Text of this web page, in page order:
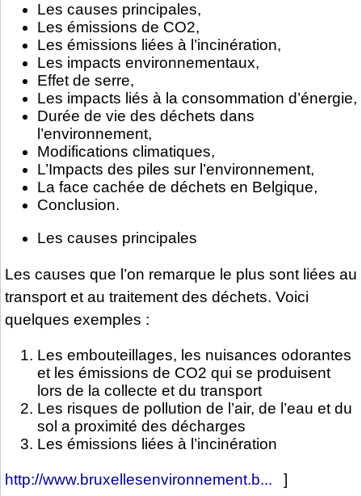
Les causes principales,
Les émissions de CO2,
Les émissions liées à l’incinération,
Les impacts environnementaux,
Effet de serre,
Les impacts liés à la consommation d’énergie,
Durée de vie des déchets dans
l’environnement,
Modifications climatiques,
L’Impacts des piles sur l’environnement,
La face cachée de déchets en Belgique,
Conclusion.
Les causes principales
Les causes que l’on remarque le plus sont liées au
transport et au traitement des déchets. Voici
quelques exemples :
Les embouteillages, les nuisances odorantes
et les émissions de CO2 qui se produisent
lors de la collecte et du transport
Les risques de pollution de l’air, de l’eau et du
sol a proximité des décharges
Les émissions liées à l’incinération
http://www.bruxellesenvironnement.b... ]